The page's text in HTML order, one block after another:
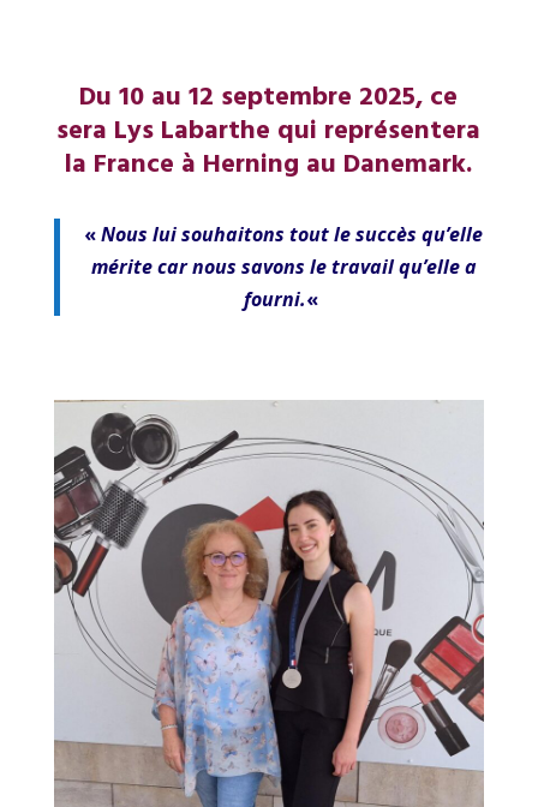
Du 10 au 12 septembre 2025, ce
sera Lys Labarthe qui représentera
la France à Herning au Danemark.
«Nous lui souhaitons tout le succès qu’elle
mérite car nous savons le travail qu’elle a
fourni.«